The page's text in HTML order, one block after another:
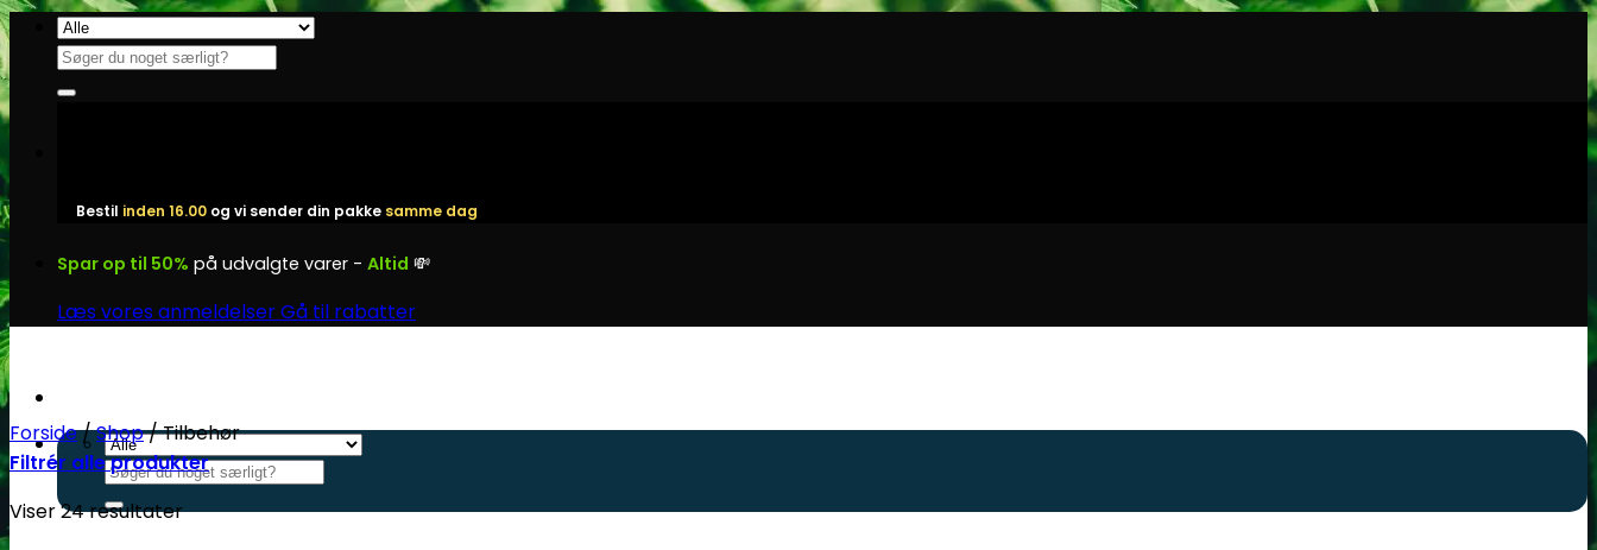
Fortsæt
indhold
Søg
efter:
Bestil inden 16.00 og vi sender din pakke samme dag
Spar op til 50% på udvalgte varer - Altid 💸
Læs vores anmeldelserGå til rabatter
Søg
efter:
Forside/Shop/Tilbehør
Filtrér alle produkter
Viser 24 resultater